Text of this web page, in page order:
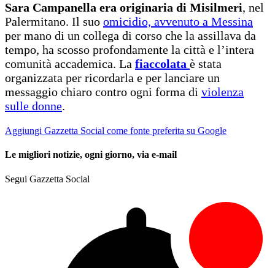
Sara Campanella era originaria di Misilmeri, nel
Palermitano. Il suo omicidio, avvenuto a Messina
per mano di un collega di corso che la assillava da
tempo, ha scosso profondamente la città e l’intera
comunità accademica. La fiaccolata è stata
organizzata per ricordarla e per lanciare un
messaggio chiaro contro ogni forma di violenza
sulle donne.
Aggiungi Gazzetta Social come fonte preferita su Google
Le migliori notizie, ogni giorno, via e-mail
Segui Gazzetta Social